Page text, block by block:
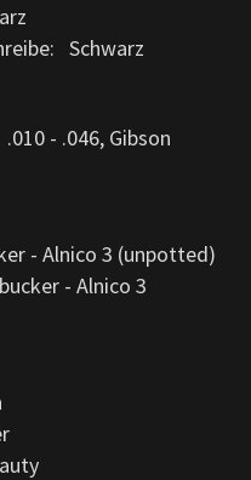
Schwarz
- .046, Gibson
- Alnico 3 (unpotted)
- Alnico 3